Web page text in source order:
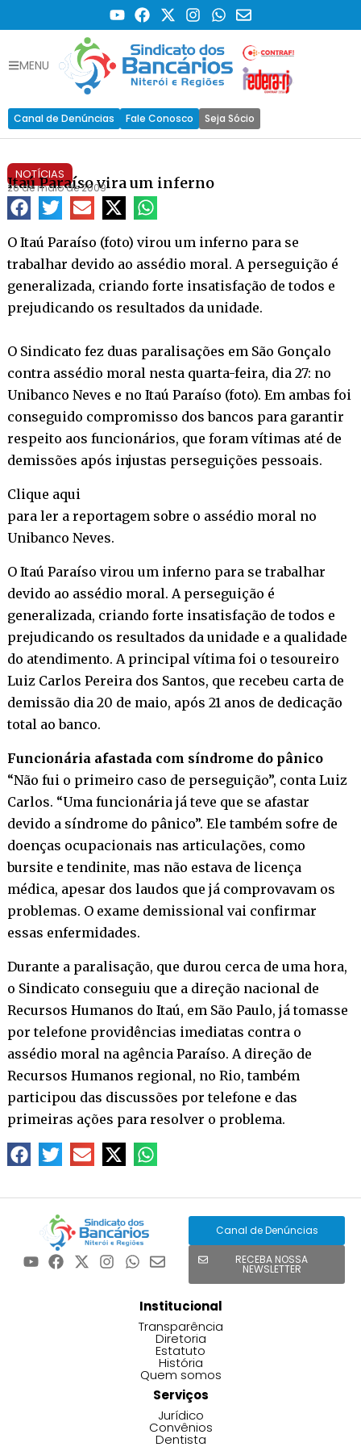
MENU
Canal de Denúncias Fale Conosco Seja Sócio
NOTÍCIAS
Itaú Paraíso vira um inferno
26 de maio de 2009
O Itaú Paraíso (foto) virou um inferno para se
trabalhar devido ao assédio moral. A perseguição é
generalizada, criando forte insatisfação de todos e
prejudicando os resultados da unidade.
O Sindicato fez duas paralisações em São Gonçalo
contra assédio moral nesta quarta-feira, dia 27: no
Unibanco Neves e no Itaú Paraíso (foto). Em ambas foi
conseguido compromisso dos bancos para garantir
respeito aos funcionários, que foram vítimas até de
demissões após injustas perseguições pessoais.
Clique aqui
para ler a reportagem sobre o assédio moral no
Unibanco Neves.
O Itaú Paraíso virou um inferno para se trabalhar
devido ao assédio moral. A perseguição é
generalizada, criando forte insatisfação de todos e
prejudicando os resultados da unidade e a qualidade
do atendimento. A principal vítima foi o tesoureiro
Luiz Carlos Pereira dos Santos, que recebeu carta de
demissão dia 20 de maio, após 21 anos de dedicação
total ao banco.
Funcionária afastada com síndrome do pânico
“Não fui o primeiro caso de perseguição”, conta Luiz
Carlos. “Uma funcionária já teve que se afastar
devido a síndrome do pânico”. Ele também sofre de
doenças ocupacionais nas articulações, como
bursite e tendinite, mas não estava de licença
médica, apesar dos laudos que já comprovavam os
problemas. O exame demissional vai confirmar
essas enfermidades.
Durante a paralisação, que durou cerca de uma hora,
o Sindicato conseguiu que a direção nacional de
Recursos Humanos do Itaú, em São Paulo, já tomasse
por telefone providências imediatas contra o
assédio moral na agência Paraíso. A direção de
Recursos Humanos regional, no Rio, também
participou das discussões por telefone e das
primeiras ações para resolver o problema.
Canal de Denúncias
RECEBA NOSSA
NEWSLETTER
Institucional
Transparência
Diretoria
Estatuto
História
Quem somos
Serviços
Jurídico
Convênios
Dentista